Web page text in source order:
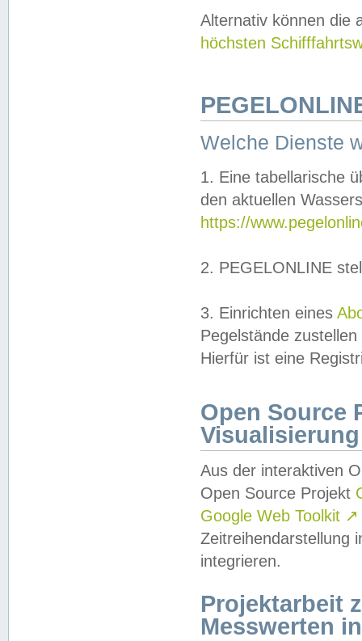
Alternativ können die
höchsten
Welche Dienste
1. Eine tabellarische
den aktuellen
https://
2. PEGELONLINE
3. Einrichten eines
Pegelstände
Hierfür ist eine
Open Source
Visualisierung
Aus der interaktiven
Open Source Projekt
Google Web Toolkit ↗
Zeitreihendarstellung
integrieren.
Projektarbeit
Messwerten